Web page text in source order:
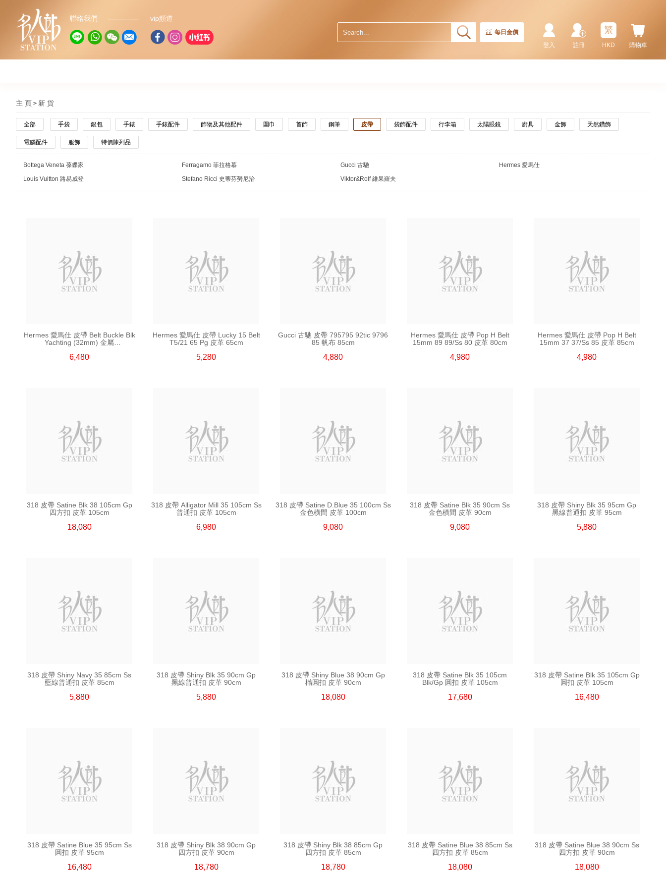
聯絡我們 vip頻道
每日金價
購物車
繁
HKD
註冊
登入
主 頁 新 貨
全部 手袋 銀包 手錶 手錶配件 飾物及其他配件 圍巾 首飾 鋼筆 皮帶 袋飾配件 行李箱 太陽眼鏡 廚具 金飾 天然鑽飾
電腦配件 服飾 特價陳列品
Bottega Veneta 葆蝶家 Ferragamo 菲拉格慕 Gucci 古馳
Hermes 愛馬仕
Louis Vuitton 路易威登
Stefano Ricci 史蒂芬勞尼治 Viktor&Rolf 維果羅夫
Hermes 愛馬仕 皮帶 Belt Buckle Blk
Yachting (32mm) 金屬
6,480
Hermes 愛馬仕 皮帶 Lucky 15 Belt
T5/21 65 Pg 皮革 65cm
5,280
Gucci 古馳 皮帶 795795 92tic 9796
85 帆布 85cm
4,880
Hermes 愛馬仕 皮帶 Pop H Belt
15mm 89 89/Ss 80 皮革 80cm
4,980
Hermes 愛馬仕 皮帶 Pop H Belt
15mm 37 37/Ss 85 皮革 85cm
4,980
318 皮帶 Satine Blk 38 105cm Gp
四方扣 皮革 105cm
18,080
318 皮帶 Alligator Mill 35 105cm Ss
普通扣 皮革 105cm
6,980
318 皮帶 Satine D.Blue 35 100cm Ss
金色橫間 皮革 100cm
9,080
318 皮帶 Satine Blk 35 90cm Ss
金色橫間 皮革 90cm
9,080
318 皮帶 Shiny Blk 35 95cm Gp
黑線普通扣 皮革 95cm
5,880
318 皮帶 Shiny Navy 35 85cm Ss
藍線普通扣 皮革 85cm
5,880
318 皮帶 Shiny Blk 35 90cm Gp
黑線普通扣 皮革 90cm
5,880
318 皮帶 Shiny Blue 38 90cm Gp
橢圓扣 皮革 90cm
18,080
318 皮帶 Satine Blk 35 105cm
Blk/Gp 圓扣 皮革 105cm
17,680
318 皮帶 Satine Blk 35 105cm Gp
圓扣 皮革 105cm
16,480
318 皮帶 Satine Blue 35 95cm Ss
圓扣 皮革 95cm
16,480
318 皮帶 Shiny Blk 38 90cm Gp
四方扣 皮革 90cm
18,780
318 皮帶 Shiny Blk 38 85cm Gp
四方扣 皮革 85cm
18,780
318 皮帶 Satine Blue 38 85cm Ss
四方扣 皮革 85cm
18,080
318 皮帶 Satine Blue 38 90cm Ss
四方扣 皮革 90cm
18,080